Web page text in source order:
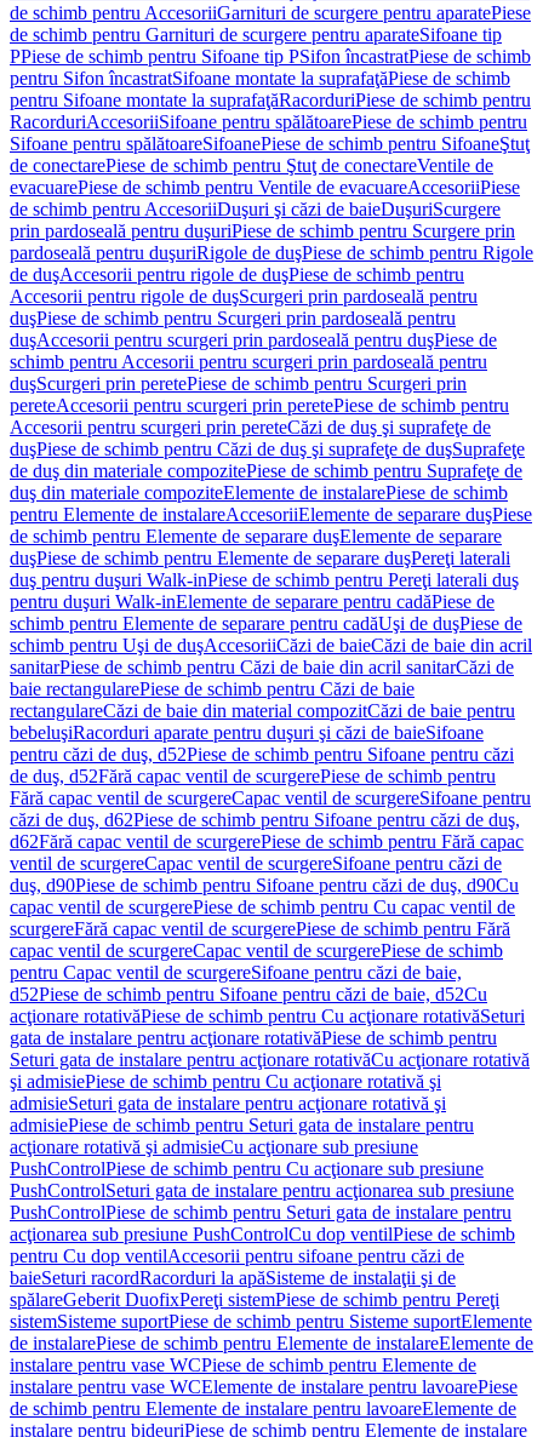
de schimb pentru AccesoriiGarnituri de scurgere pentru aparatePiese
de schimb pentru Garnituri de scurgere pentru aparateSifoane tip
PPiese de schimb pentru Sifoane tip PSifon încastratPiese de schimb
pentru Sifon încastratSifoane montate la suprafaţăPiese de schimb
pentru Sifoane montate la suprafaţăRacorduriPiese de schimb pentru
RacorduriAccesoriiSifoane pentru spălătoarePiese de schimb pentru
Sifoane pentru spălătoareSifoanePiese de schimb pentru SifoaneŞtuţ
de conectarePiese de schimb pentru Ştuţ de conectareVentile de
evacuarePiese de schimb pentru Ventile de evacuareAccesoriiPiese
de schimb pentru AccesoriiDuşuri şi căzi de baieDuşuriScurgere
prin pardoseală pentru duşuriPiese de schimb pentru Scurgere prin
pardoseală pentru duşuriRigole de duşPiese de schimb pentru Rigole
de duşAccesorii pentru rigole de duşPiese de schimb pentru
Accesorii pentru rigole de duşScurgeri prin pardoseală pentru
duşPiese de schimb pentru Scurgeri prin pardoseală pentru
duşAccesorii pentru scurgeri prin pardoseală pentru duşPiese de
schimb pentru Accesorii pentru scurgeri prin pardoseală pentru
duşScurgeri prin peretePiese de schimb pentru Scurgeri prin
pereteAccesorii pentru scurgeri prin peretePiese de schimb pentru
Accesorii pentru scurgeri prin pereteCăzi de duş şi suprafeţe de
duşPiese de schimb pentru Căzi de duş şi suprafeţe de duşSuprafeţe
de duş din materiale compozitePiese de schimb pentru Suprafeţe de
duş din materiale compoziteElemente de instalarePiese de schimb
pentru Elemente de instalareAccesoriiElemente de separare duşPiese
de schimb pentru Elemente de separare duşElemente de separare
duşPiese de schimb pentru Elemente de separare duşPereţi laterali
duş pentru duşuri Walk-inPiese de schimb pentru Pereţi laterali duş
pentru duşuri Walk-inElemente de separare pentru cadăPiese de
schimb pentru Elemente de separare pentru cadăUşi de duşPiese de
schimb pentru Uşi de duşAccesoriiCăzi de baieCăzi de baie din acril
sanitarPiese de schimb pentru Căzi de baie din acril sanitarCăzi de
baie rectangularePiese de schimb pentru Căzi de baie
rectangulareCăzi de baie din material compozitCăzi de baie pentru
bebeluşiRacorduri aparate pentru duşuri şi căzi de baieSifoane
pentru căzi de duş, d52Piese de schimb pentru Sifoane pentru căzi
de duş, d52Fără capac ventil de scurgerePiese de schimb pentru
Fără capac ventil de scurgereCapac ventil de scurgereSifoane pentru
căzi de duş, d62Piese de schimb pentru Sifoane pentru căzi de duş,
d62Fără capac ventil de scurgerePiese de schimb pentru Fără capac
ventil de scurgereCapac ventil de scurgereSifoane pentru căzi de
duş, d90Piese de schimb pentru Sifoane pentru căzi de duş, d90Cu
capac ventil de scurgerePiese de schimb pentru Cu capac ventil de
scurgereFără capac ventil de scurgerePiese de schimb pentru Fără
capac ventil de scurgereCapac ventil de scurgerePiese de schimb
pentru Capac ventil de scurgereSifoane pentru căzi de baie,
d52Piese de schimb pentru Sifoane pentru căzi de baie, d52Cu
acţionare rotativăPiese de schimb pentru Cu acţionare rotativăSeturi
gata de instalare pentru acţionare rotativăPiese de schimb pentru
Seturi gata de instalare pentru acţionare rotativăCu acţionare rotativă
şi admisiePiese de schimb pentru Cu acţionare rotativă şi
admisieSeturi gata de instalare pentru acţionare rotativă şi
admisiePiese de schimb pentru Seturi gata de instalare pentru
acţionare rotativă şi admisieCu acţionare sub presiune
PushControlPiese de schimb pentru Cu acţionare sub presiune
PushControlSeturi gata de instalare pentru acţionarea sub presiune
PushControlPiese de schimb pentru Seturi gata de instalare pentru
acţionarea sub presiune PushControlCu dop ventilPiese de schimb
pentru Cu dop ventilAccesorii pentru sifoane pentru căzi de
baieSeturi racordRacorduri la apăSisteme de instalaţii şi de
spălareGeberit DuofixPereţi sistemPiese de schimb pentru Pereţi
sistemSisteme suportPiese de schimb pentru Sisteme suportElemente
de instalarePiese de schimb pentru Elemente de instalareElemente de
instalare pentru vase WCPiese de schimb pentru Elemente de
instalare pentru vase WCElemente de instalare pentru lavoarePiese
de schimb pentru Elemente de instalare pentru lavoareElemente de
instalare pentru bideuriPiese de schimb pentru Elemente de instalare